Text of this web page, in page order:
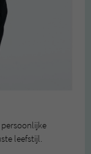
persoonlijke
leefstijl.